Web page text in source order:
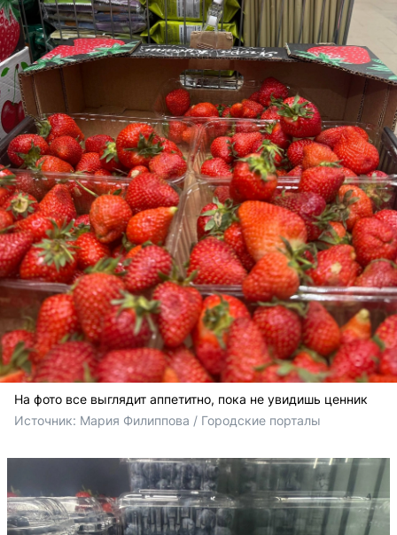
На фото все выглядит аппетитно, пока не увидишь ценник
Источник: Мария Филиппова / Городские порталы